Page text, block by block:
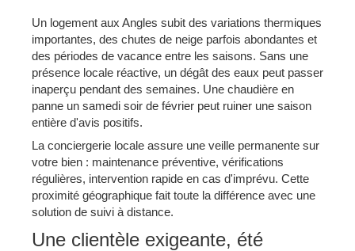
Un logement aux Angles subit des variations thermiques
importantes, des chutes de neige parfois abondantes et
des périodes de vacance entre les saisons. Sans une
présence locale réactive, un dégât des eaux peut passer
inaperçu pendant des semaines. Une chaudière en
panne un samedi soir de février peut ruiner une saison
entière d'avis positifs.
La conciergerie locale assure une veille permanente sur
votre bien : maintenance préventive, vérifications
régulières, intervention rapide en cas d'imprévu. Cette
proximité géographique fait toute la différence avec une
solution de suivi à distance.
Une clientèle exigeante, été